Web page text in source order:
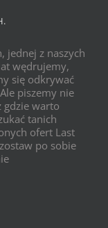
jednej z naszych
wędrujemy,
się odkrywać
piszemy nie
gdzie warto
tanich
ofert Last
po sobie